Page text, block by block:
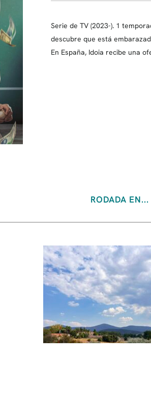
Serie de TV (2023-). 1
descubre que está
En España, Idoia recibe una
RODADA EN...